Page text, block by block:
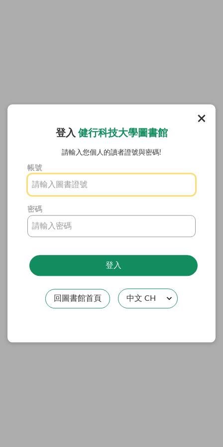
登入 健行科技大學圖書館
請輸入您個人的讀者證號與密碼!
帳號
密碼
回圖書館首頁